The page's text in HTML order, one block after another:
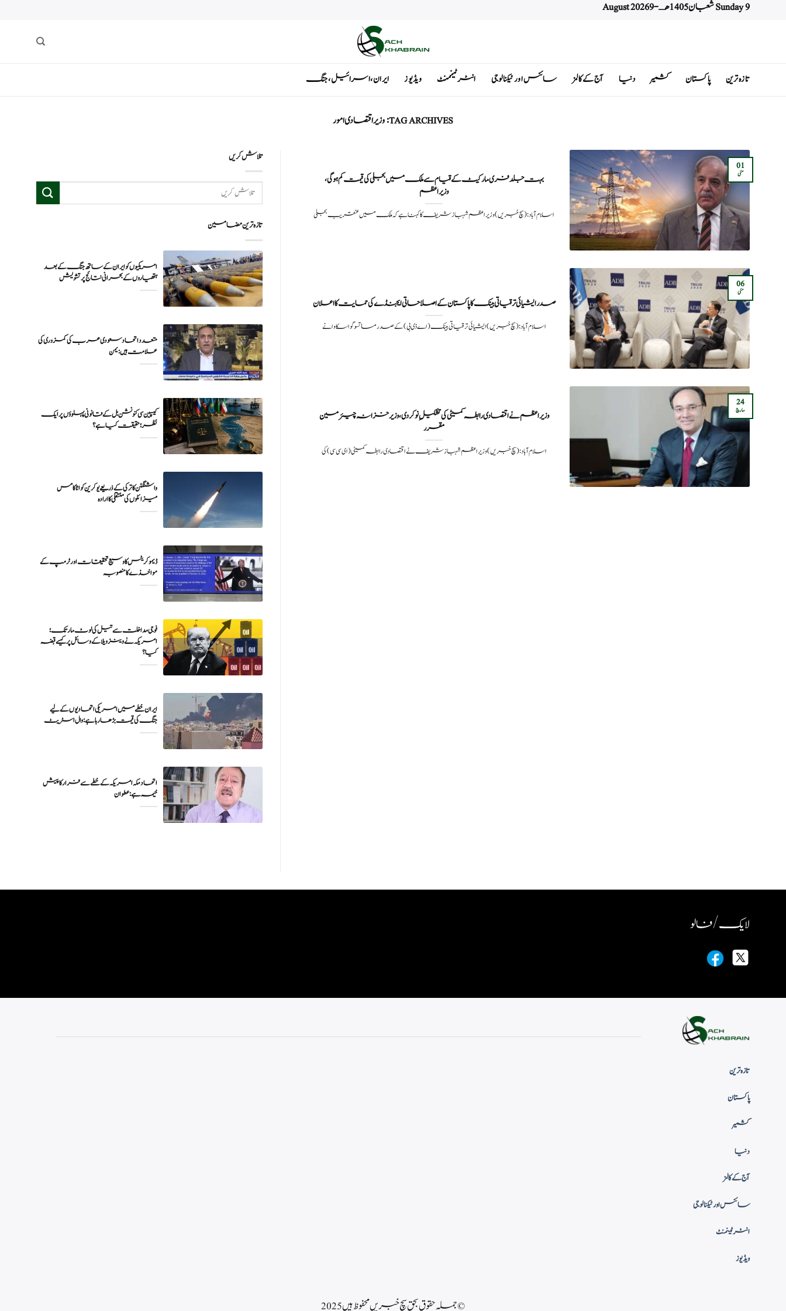
Sunday 9 شعبان 1405 هـ - 9 August 2026
تازہ ترین پاکستان کشمیر دنیا آج کے کالمز سائنس اور ٹیکنالوجی انٹرٹینمنٹ ویڈیوز ایران ، اسرائیل ، جنگ
TAG ARCHIVES: وزیر اقتصادی امور
بہت جلد فری مارکیٹ کے قیام سے ملک میں بجلی کی قیمت کم ہوگی،
وزیراعظم
اسلام آباد: (سچ خبریں) وزیراعظم شہباز شریف کا کہنا ہے کہ ملک میں عنقریب بجلی
01
مئی
صدر ایشیائی ترقیاتی بینک کا پاکستان کے اصلاحاتی ایجنڈے کی حمایت کا اعلان
اسلام آباد: (سچ خبریں) ایشیائی ترقیاتی بینک (اے ڈی بی) کے صدر مساتسوگو اسکاوا نے
06
مئی
وزیراعظم نے اقتصادی رابطہ کمیٹی کی تشکیلِ نو کردی، وزیرخزانہ چیئرمین
مقرر
اسلام آباد: (سچ خبریں) وزیراعظم شہباز شریف نے اقتصادی رابطہ کمیٹی (ای سی سی) کی
24
مارچ
تلاش کریں
تازہ ترین مضامین
امریکیوں کو ایران کے ساتھ جنگ کے بعد
متعدد اتحاد سعودی عرب کی کمزوری کی
علامت ہیں : یمن
کیسپین سی کنونشن بل کے قانونی پہلوؤں پر ایک
نظر؛ حقیقت کیا ہے؟
واشنگٹن کا ترکی کے ذریعے یوکرین کو اٹاکامس
میزائلوں کی منتقلی کا ارادہ
ڈیموکریٹس کا وسیع تحقیقات اور ٹرمپ کے
مواخذے کا منصوبہ
فوجی مداخلت سے تیل کی لوٹ مار تک؛
امریکہ نے وینزویلا کے وسائل پر کیسے قبضہ
کیا؟
ایران خطے میں امریکی اتحادیوں کے لیے
جنگ کی قیمت بڑھا رہا ہے: وال اسٹریٹ
اتحاد مکہ امریکہ کے خطے سے فرار کا پیش
لایک / فالو
تازہ ترین
پاکستان
کشمیر
دنیا
آج کے کالمز
سائنس اور ٹیکنالوجی
انٹرٹینمنٹ
ویڈیوز
© جملہ حقوق بحق سچ خبریں محفوظ ہیں 2025